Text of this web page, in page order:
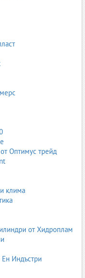
на фуражи
във всички
на фуражите
с качеството, състава и
фермери,
вземат информирани
и да оптимизират
да правят компромис
критерии –
по животински вид.
фермерите да
стопанство. По-
които се използват
Оптимус трейд
клима
от Хидроплам
Ен Индъстри